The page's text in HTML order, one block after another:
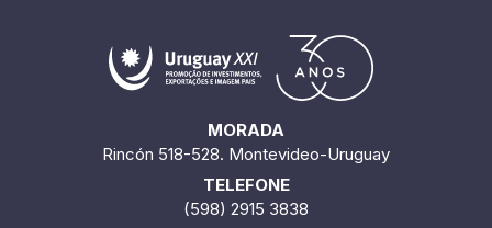
MORADA
Rincón 518-528. Montevideo-Uruguay
TELEFONE
(598) 2915 3838